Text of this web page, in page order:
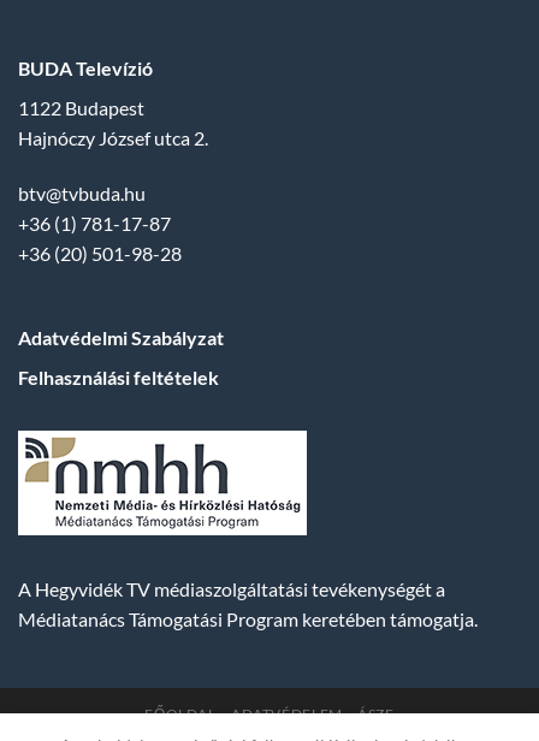
BUDA Televízió
1122 Budapest
Hajnóczy József utca 2.
btv@tvbuda.hu
+36 (1) 781-17-87
+36 (20) 501-98-28
Adatvédelmi Szabályzat
Felhasználási feltételek
A Hegyvidék TV médiaszolgáltatási tevékenységét a
Médiatanács Támogatási Program keretében támogatja.
FŐOLDAL ADATVÉDELEM ÁSZF